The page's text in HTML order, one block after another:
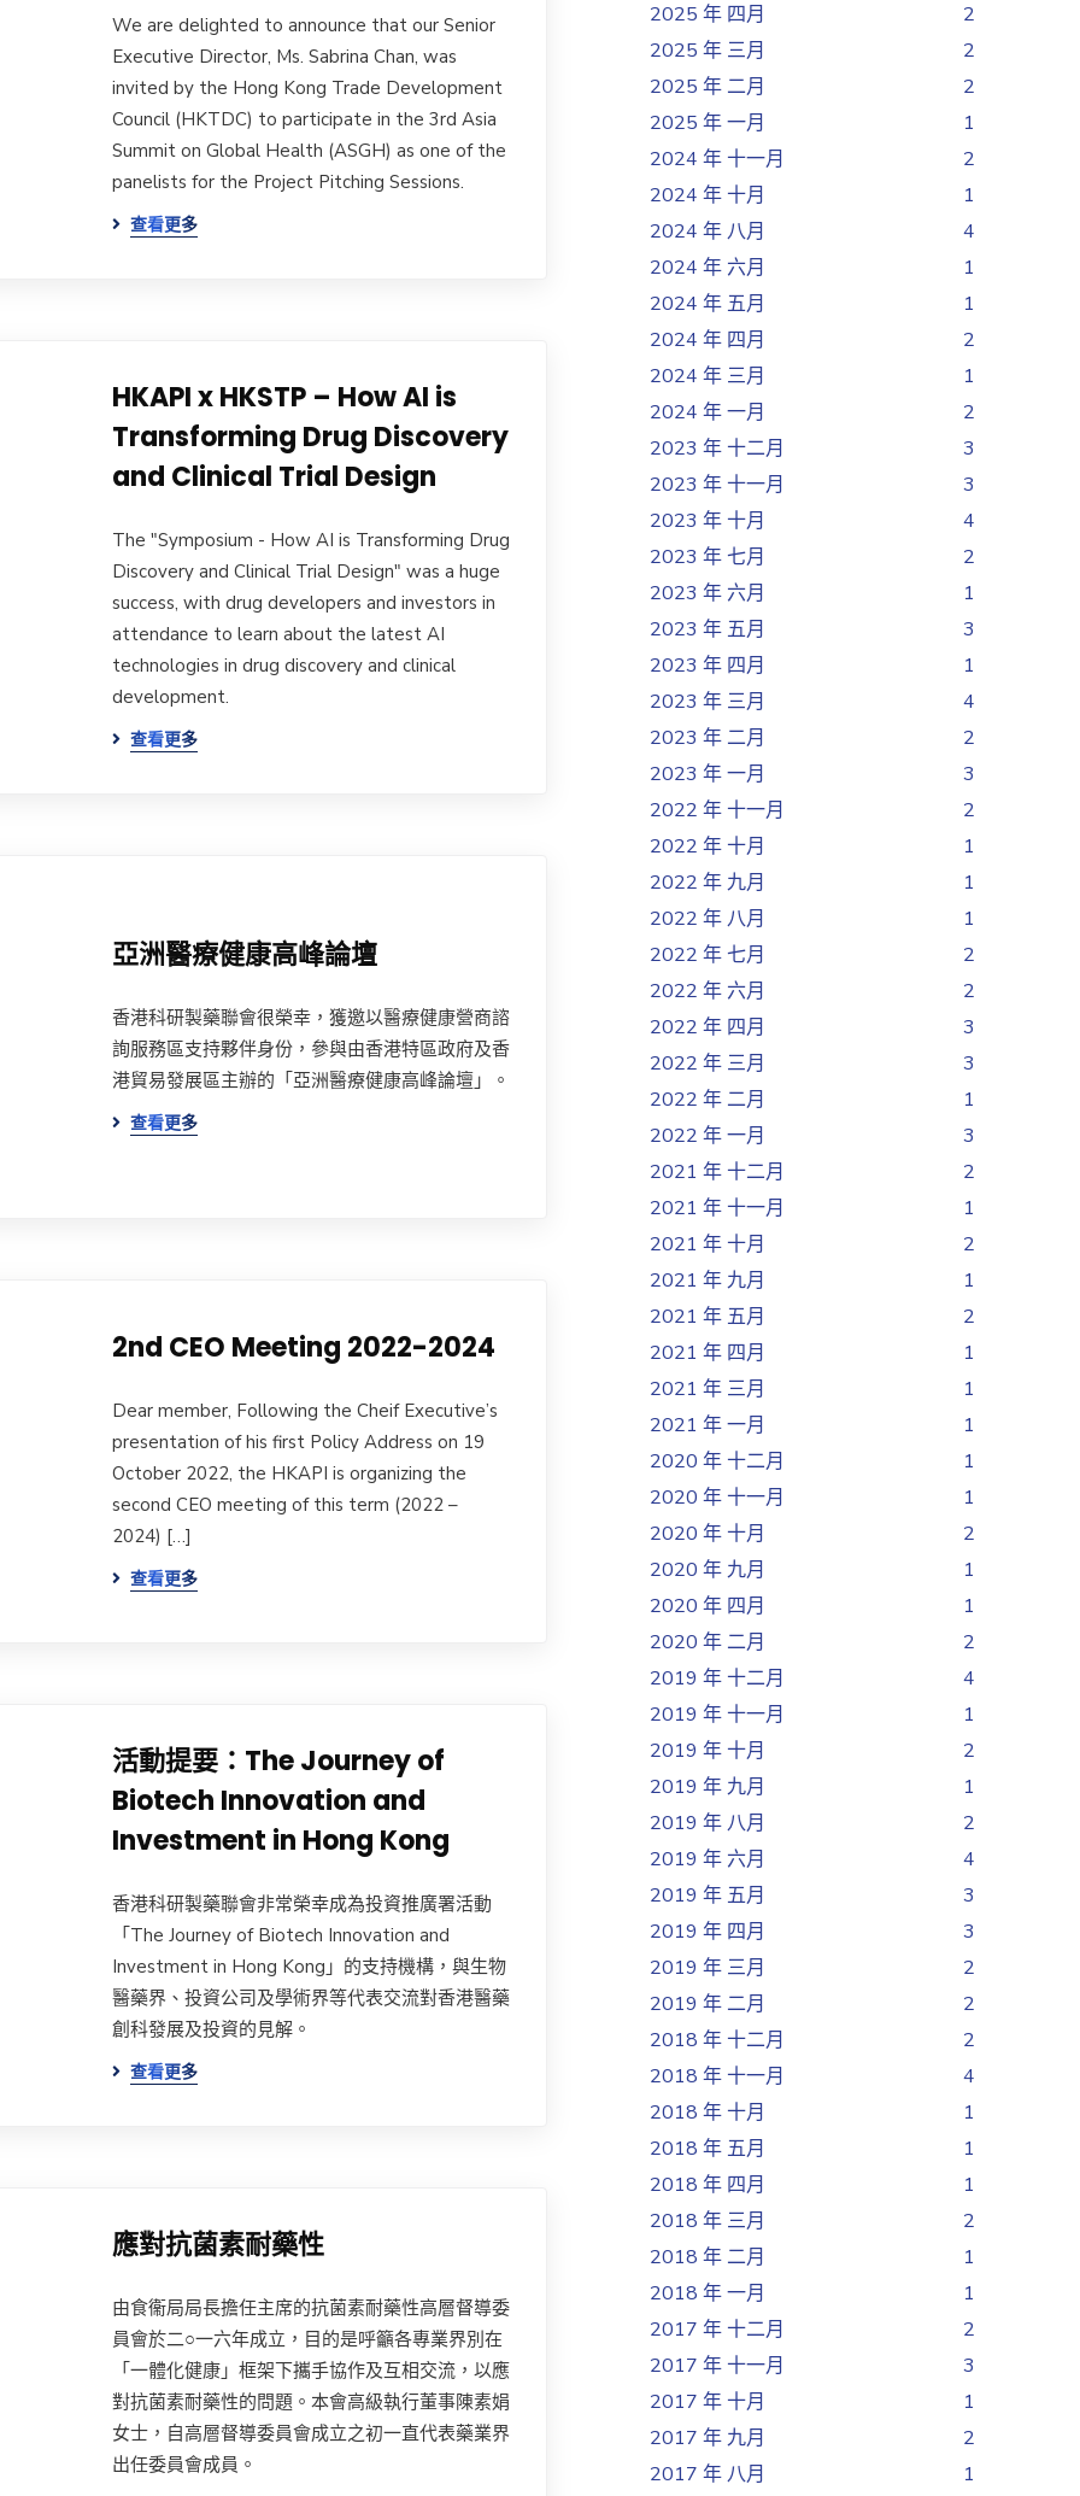
We are delighted to announce that our Senior
Executive Director, Ms. Sabrina Chan, was
invited by the Hong Kong Trade Development
Council (HKTDC) to participate in the 3rd Asia
Summit on Global Health (ASGH) as one of the
panelists for the Project Pitching Sessions.
查看更多
HKAPI x HKSTP – How AI is
Transforming Drug Discovery
and Clinical Trial Design
The "Symposium - How AI is Transforming Drug
Discovery and Clinical Trial Design" was a huge
success, with drug developers and investors in
attendance to learn about the latest AI
technologies in drug discovery and clinical
development.
查看更多
亞洲醫療健康高峰論壇
香港科研製藥聯會很榮幸，獲邀以醫療健康營商諮
詢服務區支持夥伴身份，參與由香港特區政府及香
港貿易發展區主辦的「亞洲醫療健康高峰論壇」。
查看更多
2nd CEO Meeting 2022-2024
Dear member, Following the Cheif Executive’s
presentation of his first Policy Address on 19
October 2022, the HKAPI is organizing the
second CEO meeting of this term (2022 –
2024) […]
查看更多
活動提要：The Journey of
Biotech Innovation and
Investment in Hong Kong
香港科研製藥聯會非常榮幸成為投資推廣署活動
「The Journey of Biotech Innovation and
Investment in Hong Kong」的支持機構，與生物
醫藥界、投資公司及學術界等代表交流對香港醫藥
創科發展及投資的見解。
查看更多
應對抗菌素耐藥性
由食衞局局長擔任主席的抗菌素耐藥性高層督導委
員會於二○一六年成立，目的是呼籲各專業界別在
「一體化健康」框架下攜手協作及互相交流，以應
對抗菌素耐藥性的問題。本會高級執行董事陳素娟
女士，自高層督導委員會成立之初一直代表藥業界
出任委員會成員。
2025 年 四月
2
2025 年 三月
2
2025 年 二月
2
2025 年 一月
1
2024 年 十一月
2
2024 年 十月
1
2024 年 八月
4
2024 年 六月
1
2024 年 五月
1
2024 年 四月
2
2024 年 三月
1
2024 年 一月
2
2023 年 十二月
3
2023 年 十一月
3
2023 年 十月
4
2023 年 七月
2
2023 年 六月
1
2023 年 五月
3
2023 年 四月
1
2023 年 三月
4
2023 年 二月
2
2023 年 一月
3
2022 年 十一月
2
2022 年 十月
1
2022 年 九月
1
2022 年 八月
1
2022 年 七月
2
2022 年 六月
2
2022 年 四月
3
2022 年 三月
3
2022 年 二月
1
2022 年 一月
3
2021 年 十二月
2
2021 年 十一月
1
2021 年 十月
2
2021 年 九月
1
2021 年 五月
2
2021 年 四月
1
2021 年 三月
1
2021 年 一月
1
2020 年 十二月
1
2020 年 十一月
1
2020 年 十月
2
2020 年 九月
1
2020 年 四月
1
2020 年 二月
2
2019 年 十二月
4
2019 年 十一月
1
2019 年 十月
2
2019 年 九月
1
2019 年 八月
2
2019 年 六月
4
2019 年 五月
3
2019 年 四月
3
2019 年 三月
2
2019 年 二月
2
2018 年 十二月
2
2018 年 十一月
4
2018 年 十月
1
2018 年 五月
1
2018 年 四月
1
2018 年 三月
2
2018 年 二月
1
2018 年 一月
1
2017 年 十二月
2
2017 年 十一月
3
2017 年 十月
1
2017 年 九月
2
2017 年 八月
1